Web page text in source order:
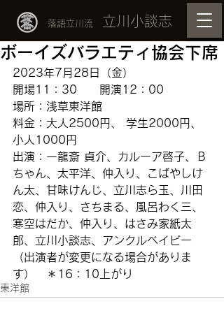
落語立川流 立川小談志
ボーイズバラエティ協会下席
2023年7月28日（金）
開場11：30　　開演12：00
場所：浅草東洋館
料金：大人2500円、 学生2000円、
小人1000円
出演：一龍斎 貞介、カルーア啓子、Ｂ
ちゃん、太平洋、仲入り、こばやしけ
ん太、甘味けんじ、立川志ら玉、川田
恋、仲入り、さちまる、風呂わく三、
寒空はだか、仲入り、はさみ家紙太
郎、立川小談志、アンクルベイビー
（出演者が変更になる場合がありま
す）　＊16：10上がり
東洋館